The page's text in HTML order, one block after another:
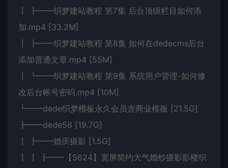
┃ ┣━━织梦建站教程 第7集 后台顶级栏目如何添
加.mp4 [33.2M]
┃ ┣━━织梦建站教程 第8集 如何在dedecms后台
添加普通文章.mp4 [55M]
┃ ┗━━织梦建站教程 第9集 系统用户管理-如何修
改后台帐号密码.mp4 [10M]
┗━━dede织梦模板永久会员含商业模板 [21.5G]
┣━━dede58 [19.7G]
┃ ┣━━婚庆摄影 [1.5G]
┃ ┃ ┣━━【S624】宽屏简约大气婚纱摄影影楼织